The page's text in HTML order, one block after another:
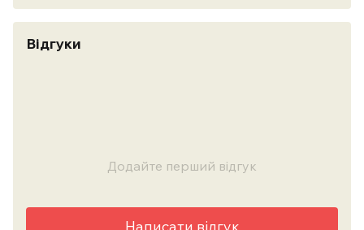
Відгуки
Додайте перший відгук